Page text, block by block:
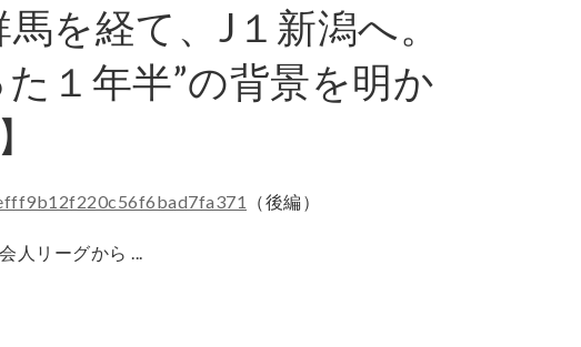
を経て、J１新潟へ。
１年半”の背景を明か
（後編）